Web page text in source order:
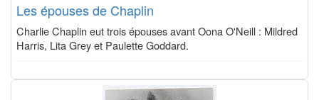
Les épouses de Chaplin
Charlie Chaplin eut trois épouses avant Oona O'Neill : Mildred
Harris, Lita Grey et Paulette Goddard.